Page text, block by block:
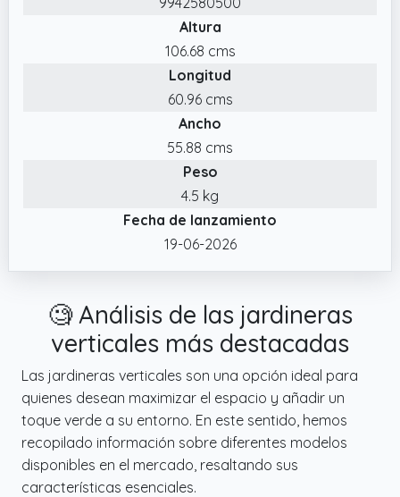
orificios de drenaje que previenen el
encharcamiento, promoviendo un entorno
saludable para el crecimiento de las plantas
✔️ Diseño compacto: Maximiza el espacio
disponible con su diseño vertical y apilable,
para optimizar áreas de cultivo en balcones
y patios pequeños
Altura
106.68 cms
Longitud
60.96 cms
Ancho
55.88 cms
Peso
4.5 kg
Fecha de lanzamiento
19-06-2026
🧐 Análisis de las jardineras
verticales más destacadas
Las jardineras verticales son una opción ideal para
quienes desean maximizar el espacio y añadir un
toque verde a su entorno. En este sentido, hemos
recopilado información sobre diferentes modelos
disponibles en el mercado, resaltando sus
características esenciales.